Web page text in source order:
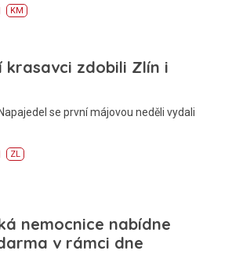
KM
krasavci zdobili Zlín i
se první májovou neděli vydali
ZL
nemocnice nabídne
v rámci dne